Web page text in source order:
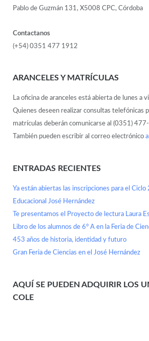
Pablo de Guzmán 131, X5008 CPC, Córdoba
Contactanos
(+54) 0351 477 1912
ARANCELES Y MATRÍCULAS
La oficina de aranceles está abierta de lunes a
Quienes deseen realizar consultas telefónicas
matrículas deberán comunicarse al (0351)
También pueden escribir al correo electrónico
ENTRADAS RECIENTES
Ya están abiertas las inscripciones para el
Educacional José Hernández
Te presentamos el Proyecto de lectura Laura
Libro de los alumnos de 6° A en la Feria de
453 años de historia, identidad y futuro
Gran Feria de Ciencias en el José Hernández
AQUÍ SE PUEDEN ADQUIRIR LOS
COLE